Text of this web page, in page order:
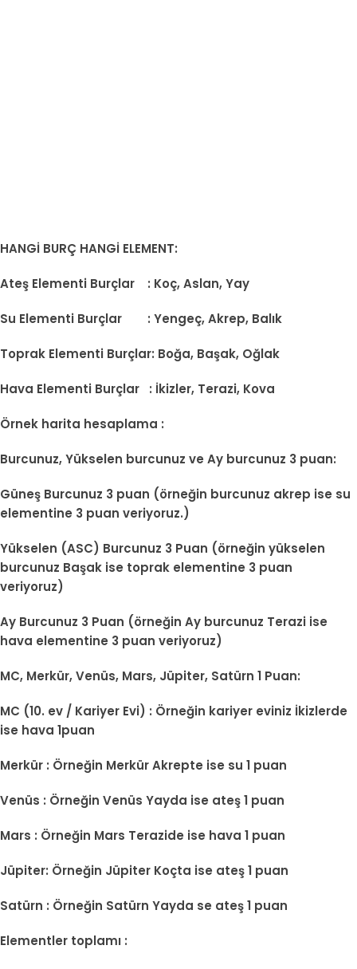
HANGİ BURÇ HANGİ ELEMENT:
Ateş Elementi Burçlar : Koç, Aslan, Yay
Su Elementi Burçlar : Yengeç, Akrep, Balık
Toprak Elementi Burçlar: Boğa, Başak, Oğlak
Hava Elementi Burçlar : İkizler, Terazi, Kova
Örnek harita hesaplama :
Burcunuz, Yükselen burcunuz ve Ay burcunuz 3 puan:
Güneş Burcunuz 3 puan (örneğin burcunuz akrep ise su
elementine 3 puan veriyoruz.)
Yükselen (ASC) Burcunuz 3 Puan (örneğin yükselen
burcunuz Başak ise toprak elementine 3 puan
veriyoruz)
Ay Burcunuz 3 Puan (örneğin Ay burcunuz Terazi ise
hava elementine 3 puan veriyoruz)
MC, Merkür, Venüs, Mars, Jüpiter, Satürn 1 Puan:
MC (10. ev / Kariyer Evi) : Örneğin kariyer eviniz İkizlerde
ise hava 1puan
Merkür : Örneğin Merkür Akrepte ise su 1 puan
Venüs : Örneğin Venüs Yayda ise ateş 1 puan
Mars : Örneğin Mars Terazide ise hava 1 puan
Jüpiter: Örneğin Jüpiter Koçta ise ateş 1 puan
Satürn : Örneğin Satürn Yayda se ateş 1 puan
Elementler toplamı :